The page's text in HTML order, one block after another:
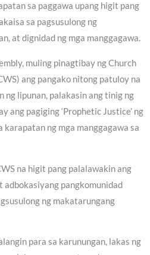
sa paggawa upang higit pang
sa pagsusulong ng
at dignidad ng mga manggagawa.
muling pinagtibay ng Church
ang pangako nitong patuloy na
ng lipunan, palakasin ang tinig ng
ang pagiging ‘Prophetic Justice’ ng
karapatan ng mga manggagawa sa
na higit pang palalawakin ang
adbokasiyang pangkomunidad
ng makatarungang
para sa karunungan, lakas ng